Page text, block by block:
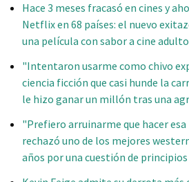
Hace 3 meses fracasó en cines y
Netflix en 68 países: el nuevo
una película con sabor a cine adulto
"Intentaron usarme como chivo
ciencia ficción que casi hunde la
le hizo ganar un millón tras una
"Prefiero arruinarme que hacer
rechazó uno de los mejores
años por una cuestión de principios